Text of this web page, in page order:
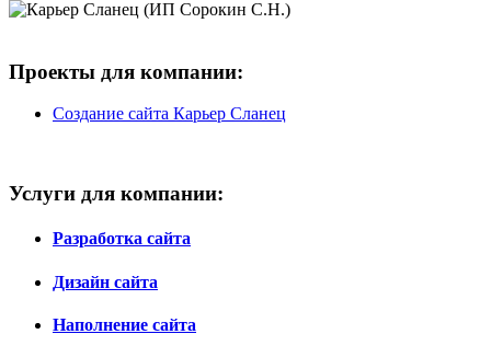
Проекты для компании:
Создание сайта Карьер Сланец
Услуги для компании:
Разработка сайта
Дизайн сайта
Наполнение сайта